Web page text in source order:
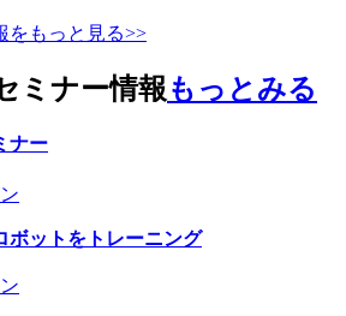
をもっと見る>>
ミナー情報もっとみる
ナー
ボットをトレーニング